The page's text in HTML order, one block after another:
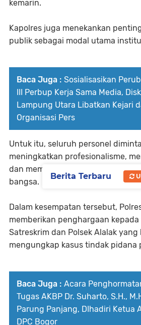
kemarin.
Kapolres juga menekankan
publik sebagai modal utama
Baca Juga : Sosialisasikan
III Perbup Kerja Sama Media,
Lampung Utara Libatkan Kejari
Organisasi Pers
Untuk itu, seluruh personel
meningkatkan profesionalisme,
dan memperkuat sinergi dengan
bangsa.
Dalam kesempatan tersebut,
memberikan penghargaan kepada
Satreskrim dan Polsek Alalak yang
mengungkap kasus tindak pidana
Baca Juga : Acara
Tugas AKBP Dr. Suharto, S.H.,
Parung Panjang, DIhadiri Ketua
DPC Bogor
Berita Terbaru